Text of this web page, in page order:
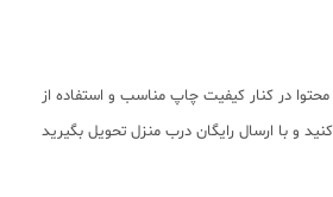
در کنار کیفیت چاپ مناسب و استفاده از
و با ارسال رایگان درب منزل تحویل بگیرید